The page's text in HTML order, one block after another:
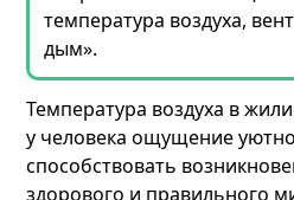
температура воздуха,
дым».
Температура воздуха в
у человека ощущение
способствовать
здорового и правильного